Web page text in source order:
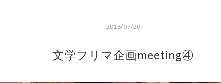
2018/07/20
文学フリマ企画meeting④